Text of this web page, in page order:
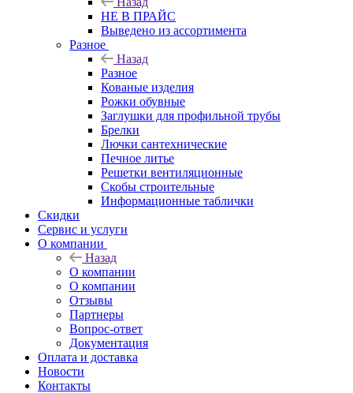
НЕ В ПРАЙС
Выведено из ассортимента
Разное
Назад
Разное
Кованые изделия
Рожки обувные
Заглушки для профильной трубы
Брелки
Лючки сантехнические
Печное литье
Решетки вентиляционные
Скобы строительные
Информационные таблички
Скидки
Сервис и услуги
О компании
Назад
О компании
О компании
Отзывы
Партнеры
Вопрос-ответ
Документация
Оплата и доставка
Новости
Контакты